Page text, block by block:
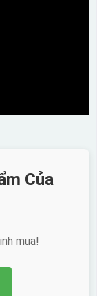
Của
mua!